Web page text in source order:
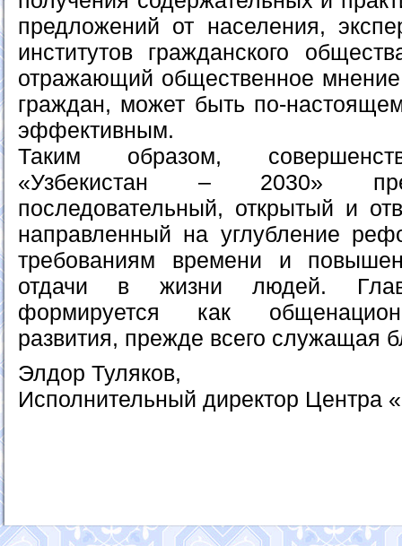
предложений от населения,
институтов гражданского
отражающий общественное
граждан, может быть по-
эффективным.
Таким образом,
«Узбекистан – 2030»
последовательный, открытый и
направленный на углубление
требованиям времени и
отдачи в жизни людей.
формируется как
развития, прежде всего служащая
Элдор Туляков,
Исполнительный директор Центра